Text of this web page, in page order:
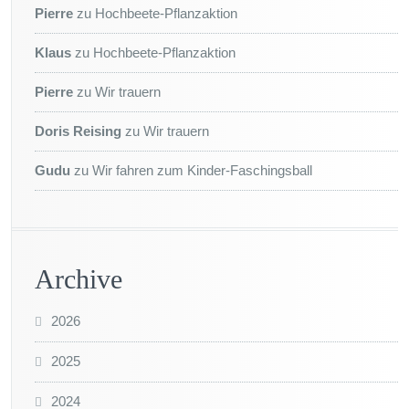
Pierre zu Hochbeete-Pflanzaktion
Klaus zu Hochbeete-Pflanzaktion
Pierre zu Wir trauern
Doris Reising zu Wir trauern
Gudu zu Wir fahren zum Kinder-Faschingsball
Archive
2026
2025
2024